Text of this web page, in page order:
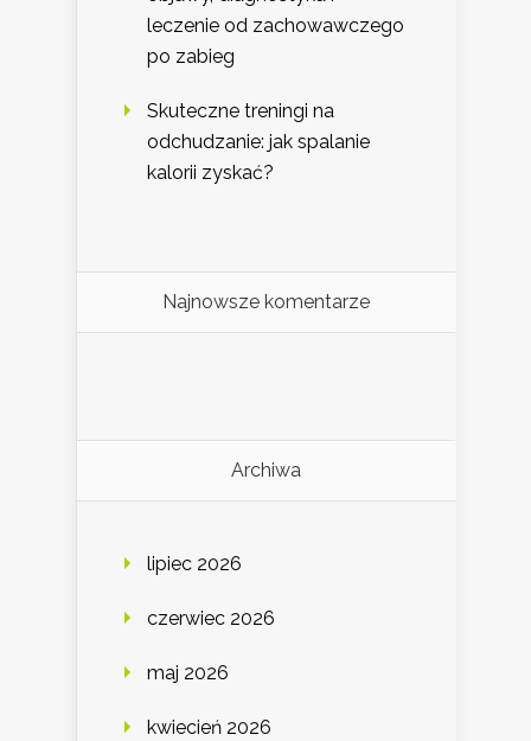
leczenie od zachowawczego
po zabieg
Skuteczne treningi na
odchudzanie: jak spalanie
kalorii zyskać?
Najnowsze komentarze
Archiwa
lipiec 2026
czerwiec 2026
maj 2026
kwiecień 2026